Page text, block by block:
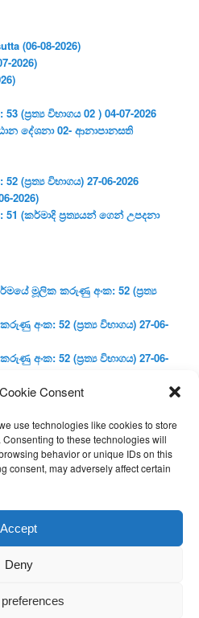
Consent
use technologies like cookies to store
to these technologies will
behavior or unique IDs on this
consent, may adversely affect certain
Accept
Deny
(06-08-2026)
2026)
විභාගය 02 ) 04-07-2026
දේශනා 02- ආනාපානසති
විභාගය) 27-06-2026
2026)
(කර්මාදි ප්‍ර‍ත්‍යයන් ගෙන් උපදනා
මූලික කරුණු අංක: 52 (ප්‍ර‍ත්‍ය
අංක: 52 (ප්‍ර‍ත්‍ය විභාගය) 27-06-
අංක: 52 (ප්‍ර‍ත්‍ය විභාගය) 27-06-
මූලික කරුණු අංක: 46 (හෘදය,
කරුණු අංක: 46 (හෘදය, ජීවිත,
by WordPress